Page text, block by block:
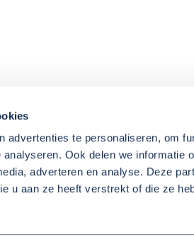
advertenties te personaliseren, om
Ook delen we informatie
adverteren en analyse. Deze
u aan ze heeft verstrekt of die ze
wmojeugd@regiorivierenland.nl
(0344) 63 85 55